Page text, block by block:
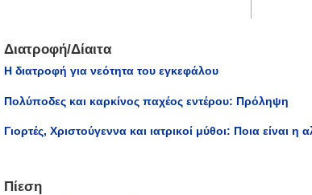
Διατροφή/Δίαιτα
Η διατροφή για νεότητα του εγκεφάλου
Πολύποδες και καρκίνος παχέος εντέρου: Πρόληψη
Γιορτές, Χριστούγεννα και ιατρικοί μύθοι: Ποια είναι η
Πίεση